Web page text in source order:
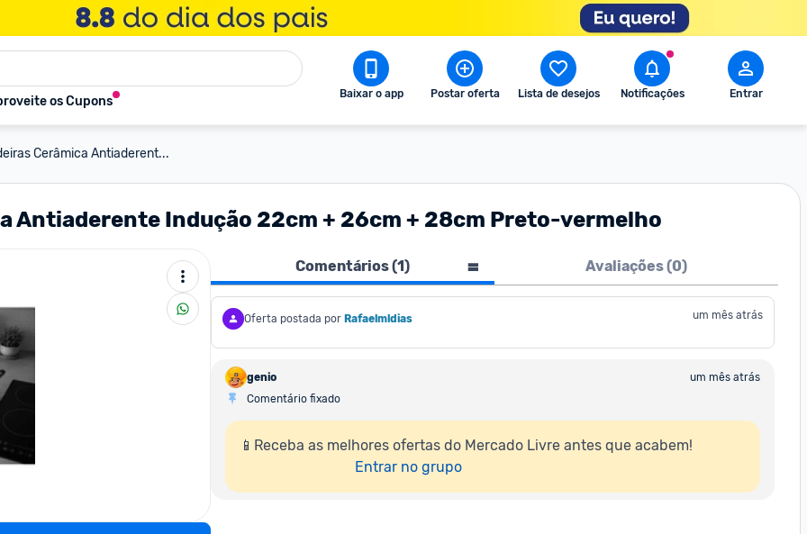
os Cupons Baixar o app Postar oferta Lista de desejos Notificações Entrar
Cerâmica Antiaderent...
Antiaderente Indução 22cm + 26cm + 28cm Preto-vermelho
Comentários (1) Avaliações (0)
Oferta postada por Rafaelmldias um mês atrás
genio
um mês atrás
Comentário fixado
📱Receba as melhores ofertas do Mercado Livre antes que acabem!
Entrar no grupo